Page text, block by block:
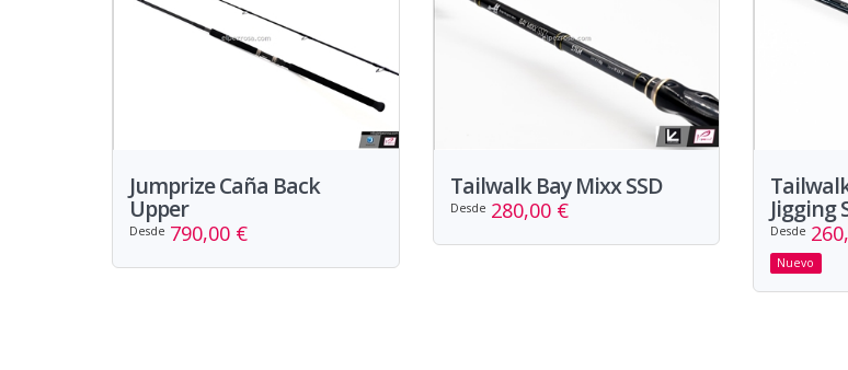
Jumprize Caña Back
Upper
Desde 790,00 €
Tailwalk Bay Mixx SSD
Desde 280,00 € Jigging
Desde
Nuevo